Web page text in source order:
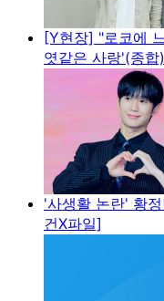
[Y현장] "로코에
엿같은 사랑'(종합)
'사생활 논란' 황
건X파일]